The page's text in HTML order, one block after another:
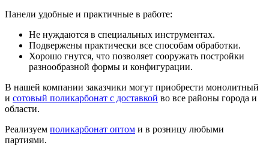
Панели удобные и практичные в работе:
Не нуждаются в специальных инструментах.
Подвержены практически все способам обработки.
Хорошо гнутся, что позволяет сооружать постройки
разнообразной формы и конфигурации.
В нашей компании заказчики могут приобрести монолитный
и сотовый поликарбонат с доставкой во все районы города и
области.
Реализуем поликарбонат оптом и в розницу любыми
партиями.